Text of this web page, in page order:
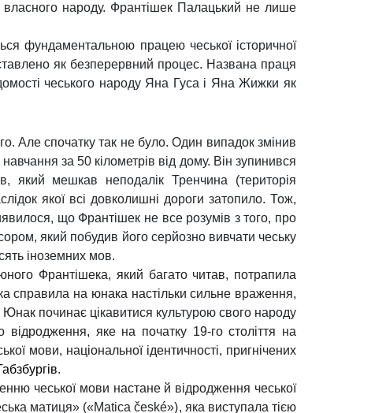
власного народу. Франтішек Палацький не лише
фундаментальною працею чеської історичної
як безперервний процес. Названа праця
чеського народу Яна Гуса і Яна Жижки як
Але спочатку так не було. Один випадок змінив
за 50 кілометрів від дому. Він зупинився
який мешкав неподалік Тренчина (територія
якої всі довколишні дороги затопило. Тож,
що Франтішек не все розумів з того, про
який побудив його серйозно вивчати чеську
іноземних мов.
Франтішека, який багато читав, потрапила
на юнака настільки сильне враження,
Юнак починає цікавитися культурою свого народу
відродження, яке на початку 19-го століття на
мови, національної ідентичності, пригнічених
.
чеської мови настане й відродження чеської
матиця» («Matica české»), яка виступала тією